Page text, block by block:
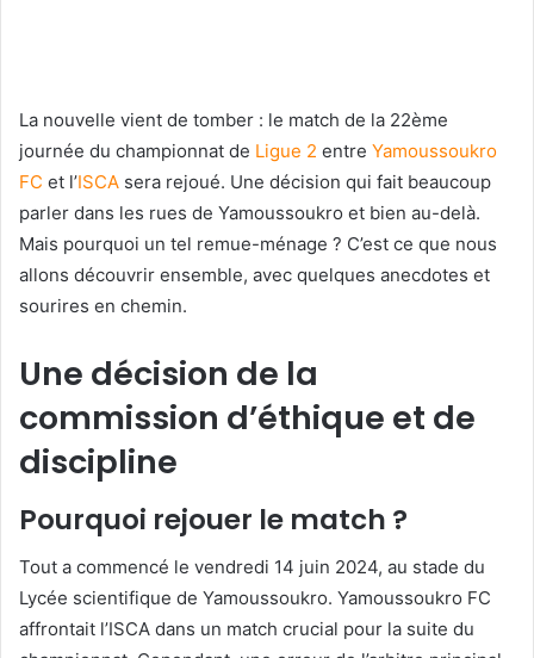
La nouvelle vient de tomber : le match de la 22ème
journée du championnat de Ligue 2 entre Yamoussoukro
FC et l’ISCA sera rejoué. Une décision qui fait beaucoup
parler dans les rues de Yamoussoukro et bien au-delà.
Mais pourquoi un tel remue-ménage ? C’est ce que nous
allons découvrir ensemble, avec quelques anecdotes et
sourires en chemin.
Une décision de la
commission d’éthique et de
discipline
Pourquoi rejouer le match ?
Tout a commencé le vendredi 14 juin 2024, au stade du
Lycée scientifique de Yamoussoukro. Yamoussoukro FC
affrontait l’ISCA dans un match crucial pour la suite du